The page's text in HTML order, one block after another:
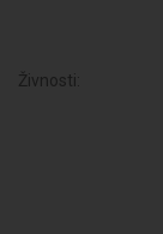
Živnosti: